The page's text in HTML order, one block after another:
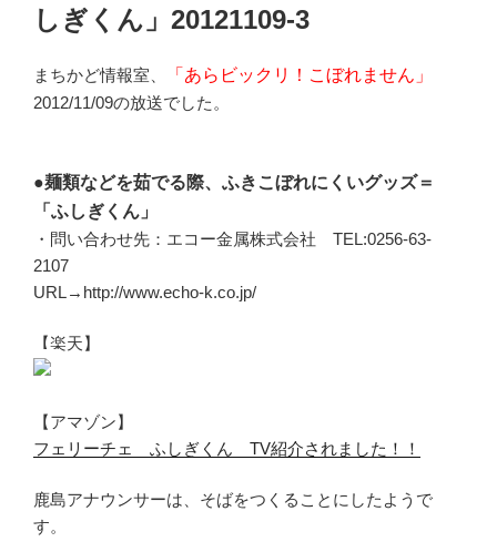
しぎくん」20121109-3
まちかど情報室、
「あらビックリ！こぼれません」
2012/11/09の放送でした。
●麺類などを茹でる際、ふきこぼれにくいグッズ＝
「ふしぎくん」
・問い合わせ先：エコー金属株式会社 TEL:0256-63-
2107
URL→http://www.echo-k.co.jp/
【楽天】
【アマゾン】
フェリーチェ ふしぎくん TV紹介されました！！
鹿島アナウンサーは、そばをつくることにしたようで
す。